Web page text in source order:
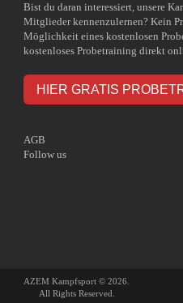
Bist du daran interessiert, unsere
Mitglieder kennenzulernen? Kein
Möglichkeit eines kostenlosen
kostenloses Probetraining direkt
HIER GRATIS
AGB
Follow us
AZEM Kampfsport © 2026.
All Rights Reserved.